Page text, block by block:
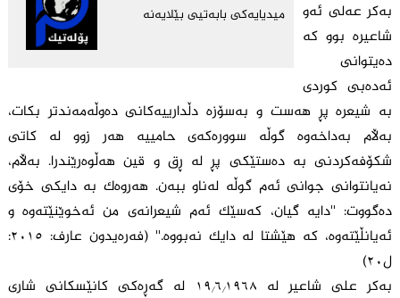
میدیایه‌كی بابه‌تیی بێلایه‌نه‌
بەکر عەلی ئەو
شاعیرە بوو کە
دەیتوانی
ئەدەبی کوردی
بە شیعرە پڕ هەست و بەسۆزە دڵدارییەکانی دەوڵەمەندتر بکات،
بەڵام بەداخەوە گوڵە سوورەکەی حامییە هەر زوو لە کاتی
شکۆفەکردنی بە دەستێکی پڕ لە ڕق و قین هەڵوەرێندرا. بەڵام،
نەیانتوانی جوانی ئەم گوڵە لەناو ببەن. هەروەک بە دایکی خۆی
دەگووت: ''دایە گیان، کەسێک ئەم شیعرانەی من ئەخوێنێتەوە و
ئەیانڵێتەوە، کە هێشتا لە دایك نەبووە.'' (فەرەیدون عارف: ٢٠١٥:
ل٢٠)
بەکر علی شاعیر لە ١٩/٦/١٩٦٨ لە گەڕەکی کانێسکانی شاری